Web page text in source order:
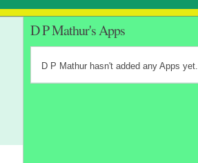
D P Mathur's Apps
D P Mathur hasn't added any Apps yet.